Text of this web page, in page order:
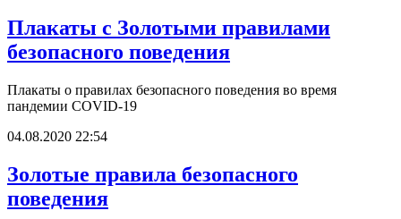
Плакаты с Золотыми правилами
безопасного поведения
Плакаты о правилах безопасного поведения во время
пандемии СOVID-19
04.08.2020 22:54
Золотые правила безопасного
поведения